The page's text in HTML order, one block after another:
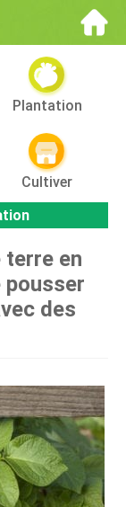
Plantation
Cultiver
terre en
des